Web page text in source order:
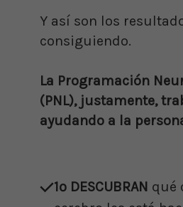
Y así son los
consiguiendo.
La Programación
(PNL), justamente,
ayudando a la
1º DESCUBRAN qué